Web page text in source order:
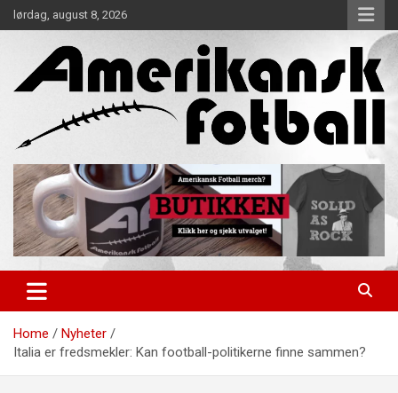
Skip
to
lørdag, august 8, 2026
Amerikansk Fotball
Home
Nyheter
Italia er fredsmekler: Kan football-politikerne finne sammen?